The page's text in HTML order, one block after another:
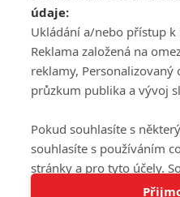
Tato stránka používá
Máte-li zájem o inzerci na
Ochrana osobních údajů|Zásady
Upravit
údaje:
Ukládání a/nebo přístup
Reklama založená na
reklamy, Personalizovaný
průzkum publika a vývoj
Pokud souhlasíte s
souhlasíte s používáním
stránky a pro tyto účely.
odmítnout, ale v takovém